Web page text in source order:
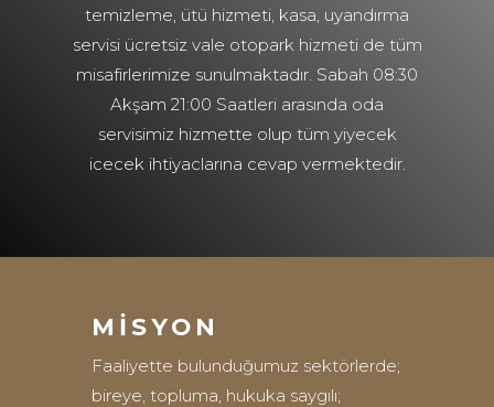
temizleme, ütü hizmeti, kasa, uyandırma
servisi ücretsiz vale otopark hizmeti de tüm
misafirlerimize sunulmaktadır. Sabah 08:30
Akşam 21:00 Saatleri arasında oda
servisimiz hizmette olup tüm yiyecek
icecek ihtiyaclarına cevap vermektedir.
MISYON
Faaliyette bulunduğumuz sektörlerde;
bireye, topluma, hukuka saygılı;